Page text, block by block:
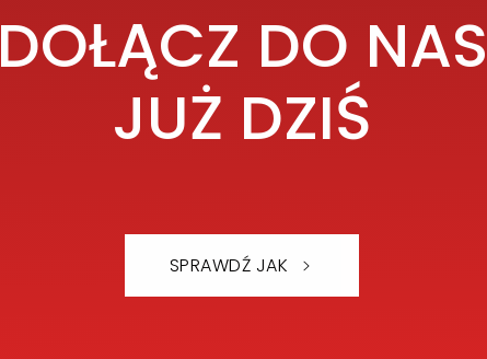
DOŁĄCZ DO NAS
JUŻ DZIŚ
SPRAWDŹ JAK